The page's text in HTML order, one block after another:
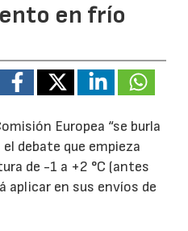
en frío
Europea “se burla
debate que empieza
de -1 a +2 °C (antes
aplicar en sus envíos de